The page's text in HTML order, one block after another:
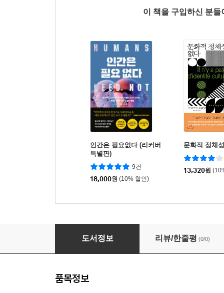
이 책을 구입하신 분
인간은 필요없다 (리커버
특별판)
9건
18,000원 (10% 할인)
문화적 정체
13,320원
코페르니쿠스의 거인, 뉴턴의 거인
도서정보 리뷰/한줄평 (0/0)
품목정보